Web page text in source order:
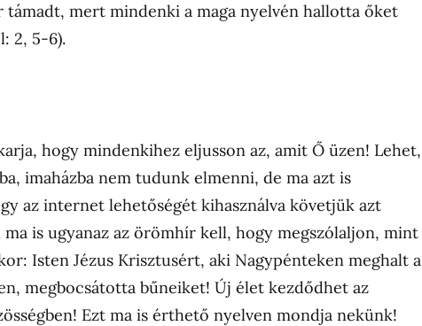
támadt, mert mindenki a maga nyelvén hallotta őket
2, 5-6).
hogy mindenkihez eljusson az, amit Ő üzen! Lehet,
imaházba nem tudunk elmenni, de ma azt is
az internet lehetőségét kihasználva követjük azt
is ugyanaz az örömhír kell, hogy megszólaljon, mint
Isten Jézus Krisztusért, aki Nagypénteken meghalt a
megbocsátotta bűneiket! Új élet kezdődhet az
Ezt ma is érthető nyelven mondja nekünk!